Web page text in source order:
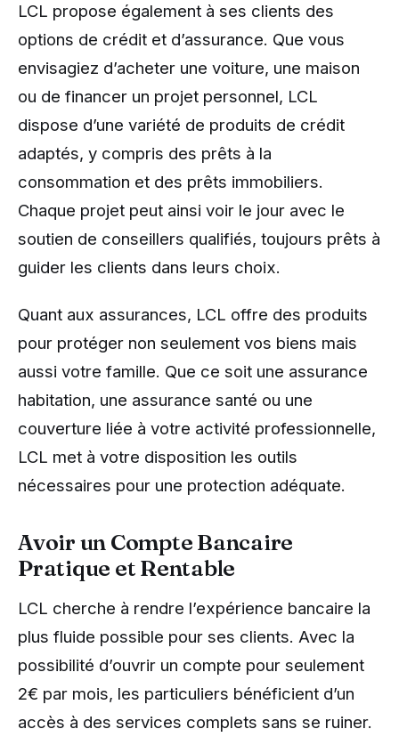
LCL propose également à ses clients des
options de crédit et d’assurance. Que vous
envisagiez d’acheter une voiture, une maison
ou de financer un projet personnel, LCL
dispose d’une variété de produits de crédit
adaptés, y compris des prêts à la
consommation et des prêts immobiliers.
Chaque projet peut ainsi voir le jour avec le
soutien de conseillers qualifiés, toujours prêts à
guider les clients dans leurs choix.
Quant aux assurances, LCL offre des produits
pour protéger non seulement vos biens mais
aussi votre famille. Que ce soit une assurance
habitation, une assurance santé ou une
couverture liée à votre activité professionnelle,
LCL met à votre disposition les outils
nécessaires pour une protection adéquate.
Avoir un Compte Bancaire
Pratique et Rentable
LCL cherche à rendre l’expérience bancaire la
plus fluide possible pour ses clients. Avec la
possibilité d’ouvrir un compte pour seulement
2€ par mois, les particuliers bénéficient d’un
accès à des services complets sans se ruiner.